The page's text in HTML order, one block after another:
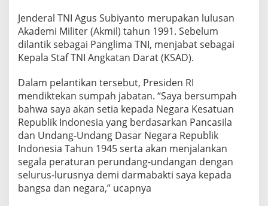
a
g
a
P
n
g
l
m
a
T
e
n
t
a
Jenderal TNI Agus Subiyanto merupakan lulusan
Akademi Militer (Akmil) tahun 1991. Sebelum
dilantik sebagai Panglima TNI, menjabat sebagai
Kepala Staf TNI Angkatan Darat (KSAD).
Dalam pelantikan tersebut, Presiden RI
mendiktekan sumpah jabatan. “Saya bersumpah
bahwa saya akan setia kepada Negara Kesatuan
Republik Indonesia yang berdasarkan Pancasila
dan Undang-Undang Dasar Negara Republik
Indonesia Tahun 1945 serta akan menjalankan
segala peraturan perundang-undangan dengan
selurus-lurusnya demi darmabakti saya kepada
bangsa dan negara,” ucapnya